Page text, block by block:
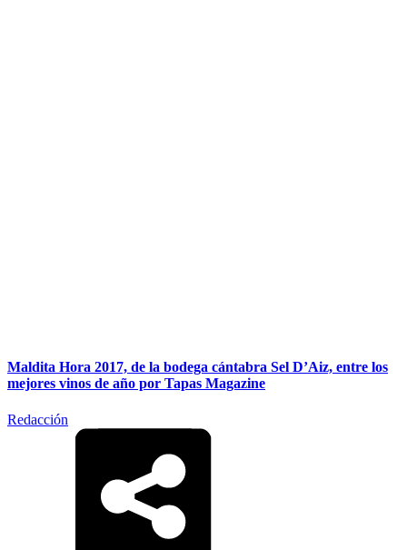
Maldita Hora 2017, de la bodega cántabra Sel D’Aiz, entre los
mejores vinos de año por Tapas Magazine
Redacción